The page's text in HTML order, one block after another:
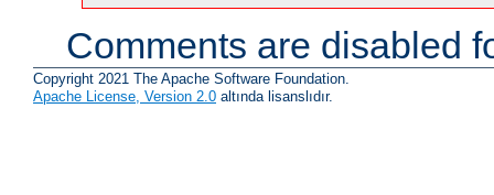
Comments are disabled
Copyright 2021 The Apache Software Foundation.
Apache License, Version 2.0 altında lisanslıdır.